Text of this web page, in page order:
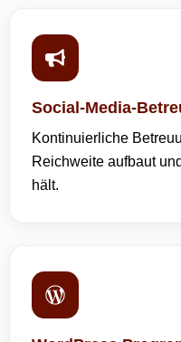
Social-Media-
Kontinuierliche
Reichweite aufbaut
hält.